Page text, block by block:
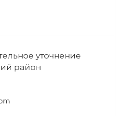
уточнение
район